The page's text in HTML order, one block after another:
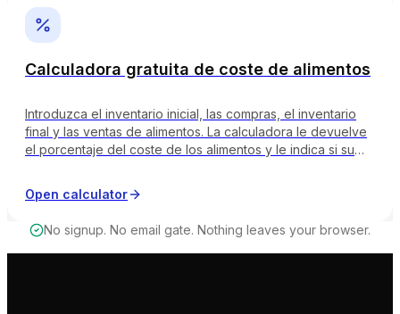
Calculadora gratuita de coste de alimentos
Introduzca el inventario inicial, las compras, el inventario
final y las ventas de alimentos. La calculadora le devuelve
el porcentaje del coste de los alimentos y le indica si su
Open calculator
No signup. No email gate. Nothing leaves your browser.